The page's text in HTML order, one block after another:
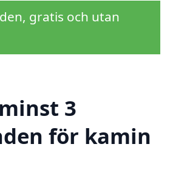
gratis och utan
3
för kamin